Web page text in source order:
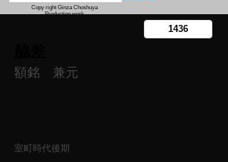
Copy right Ginza Choshuya
Production work
額銘 兼元
室町時代後期